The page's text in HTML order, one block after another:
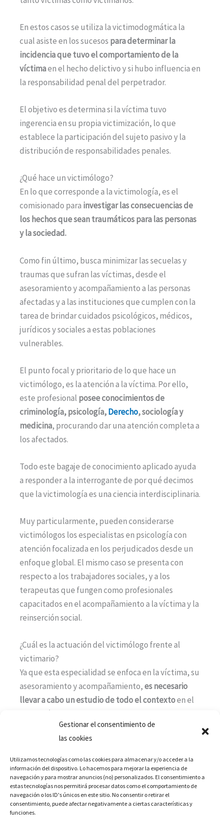
Gestionar el consentimiento de
las cookies
Utilizamos tecnologías como las cookies para almacenar y/o acceder a la
información del dispositivo. Lo hacemos para mejorar la experiencia de
navegación y para mostrar anuncios (no) personalizados. El consentimiento a
estas tecnologías nos permitirá procesar datos como el comportamiento de
navegación o los ID's únicos en este sitio. No consentir o retirar el
consentimiento, puede afectar negativamente a ciertas características y
funciones.
En estos casos se utiliza la victimodogmática la
cual asiste en los sucesos para determinar la
incidencia que tuvo el comportamiento de la
víctimaen el hecho delictivo y si hubo influencia en
la responsabilidad penal del perpetrador.
El objetivo es determina si la víctima tuvo
ingerencia en su propia victimización, lo que
establece la participación del sujeto pasivo y la
distribución de responsabilidades penales.
¿Qué hace un victimólogo?
En lo que corresponde a la victimología, es el
comisionado para investigar las consecuencias de
los hechos que sean traumáticos para las personas
y la sociedad.
Como fin último, busca minimizar las secuelas y
traumas que sufran las víctimas, desde el
asesoramiento y acompañamiento a las personas
afectadas y a las instituciones que cumplen con la
tarea de brindar cuidados psicológicos, médicos,
jurídicos y sociales a estas poblaciones
vulnerables.
El punto focal y prioritario de lo que hace un
victimólogo, es la atención a la víctima. Por ello,
este profesional posee conocimientos de
criminología, psicología,Derecho, sociología y
medicina, procurando dar una atención completa a
los afectados.
Todo este bagaje de conocimiento aplicado ayuda
a responder a la interrogante de por qué decimos
que la victimología es una ciencia interdisciplinaria.
Muy particularmente, pueden considerarse
victimólogos los especialistas en psicología con
atención focalizada en los perjudicados desde un
enfoque global. El mismo caso se presenta con
respecto a los trabajadores sociales, y a los
terapeutas que fungen como profesionales
capacitados en el acompañamiento a la víctima y la
reinserción social.
¿Cuál es la actuación del victimólogo frente al
victimario?
Ya que esta especialidad se enfoca en la víctima, su
asesoramiento y acompañamiento,es necesario
llevar a cabo un estudio de todo el contextoen el
que está inmersa la persona afectada, en ese
sentido, se estudia el ámbito social, así como al
Para que la victimología logre este cometido, es
muy importante incluir abogados, especialistas en
la representación de víctimas, instituciones de
apoyo a grupos vulnerados, centro de reinserción,